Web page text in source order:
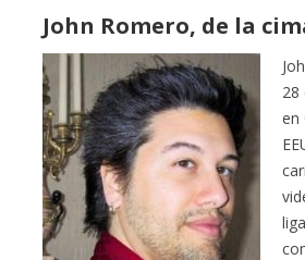
John Romero, de la
28
en